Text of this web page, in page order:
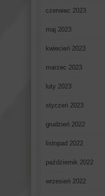
czerwiec 2023
maj 2023
kwiecień 2023
marzec 2023
luty 2023
styczeń 2023
grudzień 2022
listopad 2022
październik 2022
wrzesień 2022